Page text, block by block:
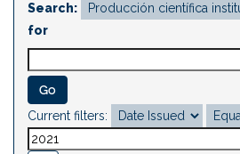
Search:
for
Current filters: